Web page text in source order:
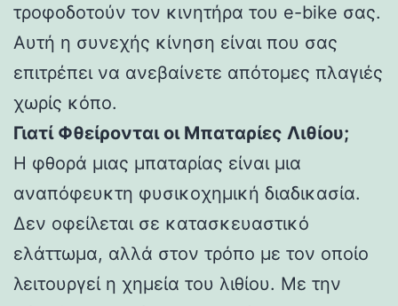
τροφοδοτούν τον κινητήρα του e-bike σας.
Αυτή η συνεχής κίνηση είναι που σας
επιτρέπει να ανεβαίνετε απότομες πλαγιές
χωρίς κόπο.
Γιατί Φθείρονται οι Μπαταρίες Λιθίου;
Η φθορά μιας μπαταρίας είναι μια
αναπόφευκτη φυσικοχημική διαδικασία.
Δεν οφείλεται σε κατασκευαστικό
ελάττωμα, αλλά στον τρόπο με τον οποίο
λειτουργεί η χημεία του λιθίου. Με την